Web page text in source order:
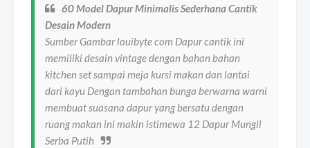
60 Model Dapur Minimalis Sederhana Cantik
Desain Modern
Sumber Gambar louibyte com Dapur cantik ini
memiliki desain vintage dengan bahan bahan
kitchen set sampai meja kursi makan dan lantai
dari kayu Dengan tambahan bunga berwarna warni
membuat suasana dapur yang bersatu dengan
ruang makan ini makin istimewa 12 Dapur Mungil
Serba Putih